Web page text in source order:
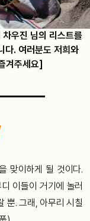
우진 님의 리스트를
다. 여러분도 저희와
겨주세요]
맞이하게 될 것이다.
이들이 거기에 놀러
뿐. 그래, 아무리 시칠